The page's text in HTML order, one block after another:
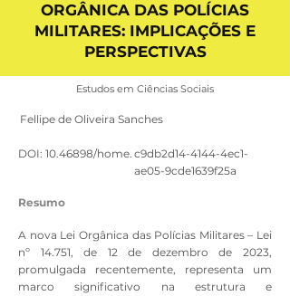
ORGÂNICA DAS POLÍCIAS
MILITARES: IMPLICAÇÕES E
PERSPECTIVAS
Estudos em Ciências Sociais
Fellipe de Oliveira Sanches
DOI: 10.46898/home. c9db2d14-4144-4ec1-
ae05-9cde1639f25a
Resumo
A nova Lei Orgânica das Polícias Militares – Lei
nº 14.751, de 12 de dezembro de 2023,
promulgada recentemente, representa um
marco significativo na estrutura e